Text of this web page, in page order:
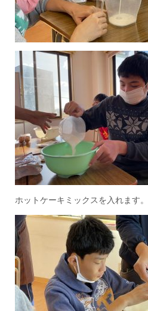
ホットケーキミックスを入れます。